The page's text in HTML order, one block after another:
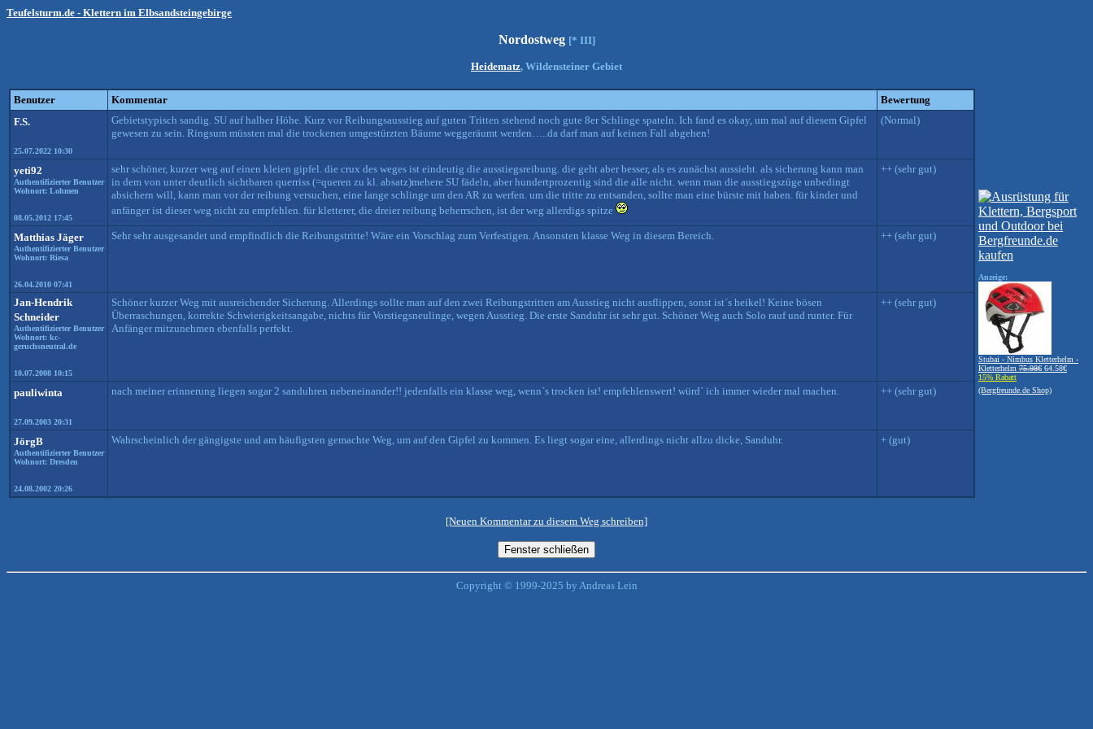
Teufelsturm.de - Klettern im Elbsandsteingebirge
Nordostweg [* III]
Heidematz, Wildensteiner Gebiet
Benutzer Kommentar
Bewertung
F.S.
25.07.2022 10:30
Gebietstypisch sandig. SU auf halber Höhe. Kurz vor Reibungsausstieg auf guten Tritten stehend noch gute 8er Schlinge spateln. Ich fand es okay, um mal auf diesem Gipfel
gewesen zu sein. Ringsum müssten mal die trockenen umgestürzten Bäume weggeräumt werden…..da darf man auf keinen Fall abgehen!
(Normal)
yeti92
Authentifizierter Benutzer
Wohnort: Lohmen
08.05.2012 17:45
sehr schöner, kurzer weg auf einen kleien gipfel. die crux des weges ist eindeutig die ausstiegsreibung. die geht aber besser, als es zunächst aussieht. als sicherung kann man
in dem von unter deutlich sichtbaren querriss (=queren zu kl. absatz)mehere SU fädeln, aber hundertprozentig sind die alle nicht. wenn man die ausstiegszüge unbedingt
absichern will, kann man vor der reibung versuchen, eine lange schlinge um den AR zu werfen. um die tritte zu entsanden, sollte man eine bürste mit haben. für kinder und
anfänger ist dieser weg nicht zu empfehlen. für kletterer, die dreier reibung beherrschen, ist der weg allerdigs spitze
++ (sehr gut)
Matthias Jäger
Authentifizierter Benutzer
Wohnort: Riesa
26.04.2010 07:41
Sehr sehr ausgesandet und empfindlich die Reibungstritte! Wäre ein Vorschlag zum Verfestigen. Ansonsten klasse Weg in diesem Bereich. ++ (sehr gut)
Jan-Hendrik
Schneider
Authentifizierter Benutzer
Wohnort: kc-
geruchsneutral.de
10.07.2008 10:15
Schöner kurzer Weg mit ausreichender Sicherung. Allerdings sollte man auf den zwei Reibungstritten am Ausstieg nicht ausflippen, sonst ist´s heikel! Keine bösen
Überraschungen, korrekte Schwierigkeitsangabe, nichts für Vorstiegsneulinge, wegen Ausstieg. Die erste Sanduhr ist sehr gut. Schöner Weg auch Solo rauf und runter. Für
Anfänger mitzunehmen ebenfalls perfekt.
++ (sehr gut)
pauliwinta
27.09.2003 20:31
nach meiner erinnerung liegen sogar 2 sanduhren nebeneinander!! jedenfalls ein klasse weg, wenn`s trocken ist! empfehlenswert! würd` ich immer wieder mal machen. ++ (sehr gut)
JörgB
Authentifizierter Benutzer
Wohnort: Dresden
24.08.2002 20:26
Wahrscheinlich der gängigste und am häufigsten gemachte Weg, um auf den Gipfel zu kommen. Es liegt sogar eine, allerdings nicht allzu dicke, Sanduhr. + (gut)
Anzeige:
Stubai - Nimbus Kletterhelm -
Kletterhelm 75.98€ 64.58€
15% Rabatt
(Bergfreunde.de Shop)
[Neuen Kommentar zu diesem Weg schreiben]
Copyright © 1999-2025 by Andreas Lein